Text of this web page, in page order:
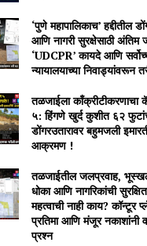
‘पुणे महापालिकाच’ हद्दीतील
आणि नागरी सुरक्षेसाठी अंतिम
‘UDCPR’ कायदे आणि
न्यायालयाच्या निवाड्यांवरून
तळजाईला काँक्रीटीकरणाचा
५: हिंगणे खुर्द कुशीत ६२
डोंगरउतारावर बहुमजली
आक्रमण !
तळजाईतील जलप्रवाह,
धोका आणि नागरिकांची
महत्वाची नाही काय? कॉन्टूर
प्रतिमा आणि मंजूर नकाशांनी
प्रश्न